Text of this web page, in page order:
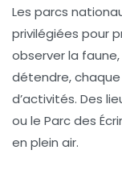
Les parcs
privilégiées pour
observer la
détendre,
d’activités. Des
ou le Parc des
en plein air.